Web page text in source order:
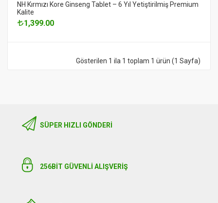
NH Kırmızı Kore Ginseng Tablet – 6 Yıl Yetiştirilmiş Premium
Kalite
1,399.00
Gösterilen 1 ila 1 toplam 1 ürün (1 Sayfa)
SÜPER HIZLI GÖNDERI
256BIT GÜVENLİ ALIŞVERİŞ